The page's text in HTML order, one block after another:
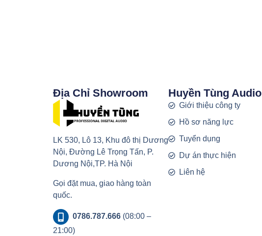
Địa Chỉ Showroom
LK 530, Lô 13, Khu đô thị Dương
Nội, Đường Lê Trọng Tấn, P.
Dương Nội,TP. Hà Nội
Gọi đặt mua, giao hàng toàn
quốc.
0786.787.666(08:00 –
21:00)
Huyền Tùng Audio
Giới thiệu công ty
Hồ sơ năng lực
Tuyển dụng
Dự án thực hiện
Liên hệ